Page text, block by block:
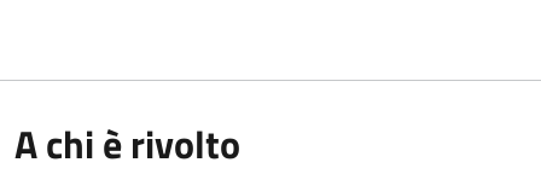
A chi è rivolto